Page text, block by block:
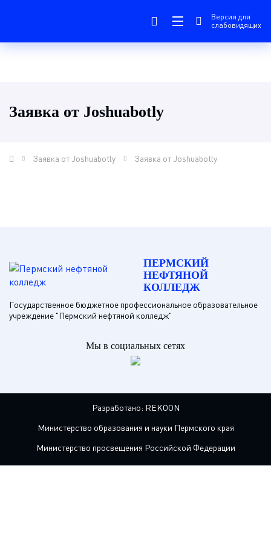
Версия для
слабовидящих
Заявка от Joshuabotly
Заявка от Joshuabotly Заявка от Joshuabotly
ПЕРМСКИЙ
НЕФТЯНОЙ
КОЛЛЕДЖ
Государственное бюджетное профессиональное образовательное
учреждение "Пермский нефтяной колледж"
Мы в социальных сетях
Разработано: REKOON
Министерство образования и науки Пермского края
Министерство просвещения Российской Федерации